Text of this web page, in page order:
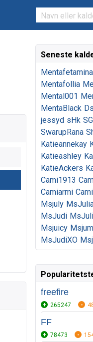
Seneste
Mentafollia
Mental001
MentaBlack
jessyd sHk
SwarupRana
Katieannekay
Katieashley
KatieAckers
Cami1913
Camiarmi
Msjuly
MsJudi
Msjuicy Msjum
MsJudiXO
freefire
265247
FF
78473